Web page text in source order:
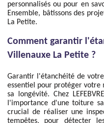
personnalisés ou pour en
Ensemble, bâtissons des
La Petite.
Comment garantir
Villenauxe La Petite ?
Garantir l'étanchéité de
essentiel pour protéger votre
sa longévité. Chez
l'importance d'une toiture
crucial de réaliser une
tempêtes, pour détecter